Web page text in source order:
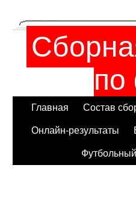
по
Главная Состав
Онлайн-результаты